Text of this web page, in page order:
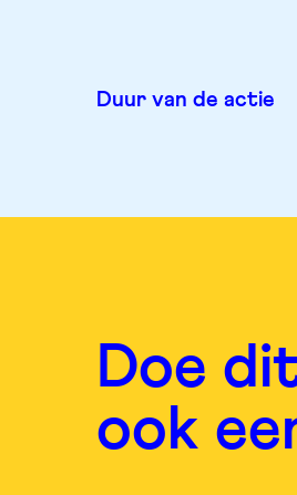
Duur van de actie
Doe
ook